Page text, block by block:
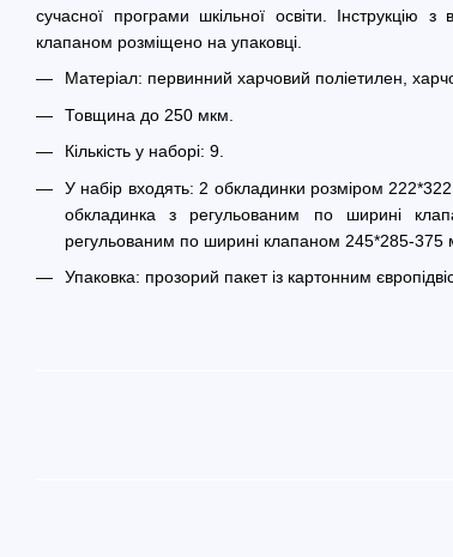
сучасної програми шкільної освіти. Інструкцію
клапаном розміщено на упаковці.
Матеріал: первинний харчовий поліетилен,
Товщина до 250 мкм.
Кількість у наборі: 9.
У набір входять: 2 обкладинки розміром
обкладинка з регульованим по ширині
регульованим по ширині клапаном 245*285-375
Упаковка: прозорий пакет із картонним